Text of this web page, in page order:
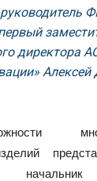
директора
Алексей